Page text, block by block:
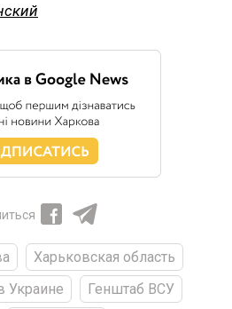
Харьковская область
Украине
Генштаб ВСУ